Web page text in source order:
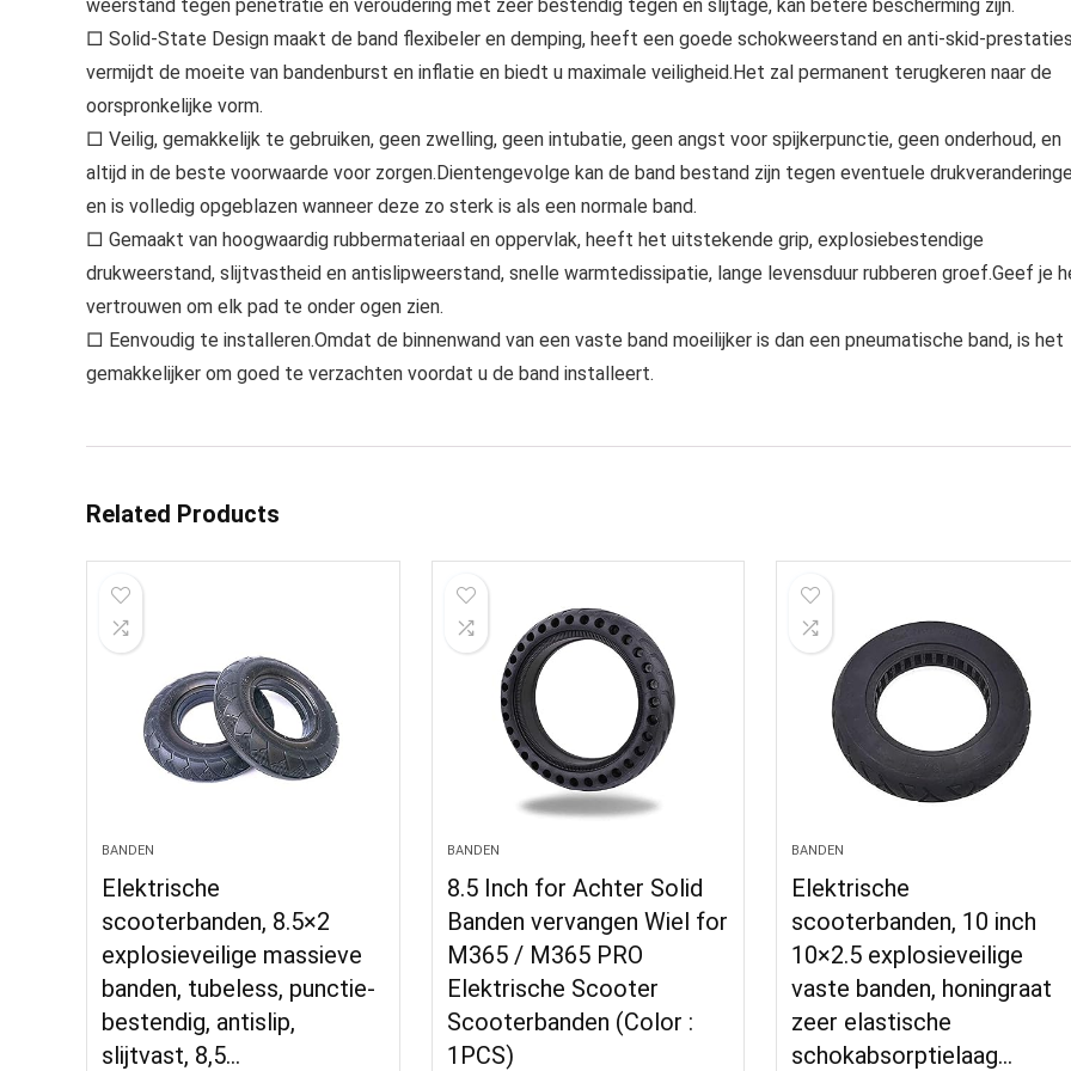
weerstand tegen penetratie en veroudering met zeer bestendig tegen en slijtage, kan betere bescherming zijn.
□ Solid-State Design maakt de band flexibeler en demping, heeft een goede schokweerstand en anti-skid-
vermijdt de moeite van bandenburst en inflatie en biedt u maximale veiligheid.Het zal permanent terugkeren naar de
oorspronkelijke vorm.
□ Veilig, gemakkelijk te gebruiken, geen zwelling, geen intubatie, geen angst voor spijkerpunctie, geen onderhoud, en
altijd in de beste voorwaarde voor zorgen.Dientengevolge kan de band bestand zijn tegen eventuele
en is volledig opgeblazen wanneer deze zo sterk is als een normale band.
□ Gemaakt van hoogwaardig rubbermateriaal en oppervlak, heeft het uitstekende grip, explosiebestendige
drukweerstand, slijtvastheid en antislipweerstand, snelle warmtedissipatie, lange levensduur rubberen groef.Geef je
vertrouwen om elk pad te onder ogen zien.
□ Eenvoudig te installeren.Omdat de binnenwand van een vaste band moeilijker is dan een pneumatische band, is het
gemakkelijker om goed te verzachten voordat u de band installeert.
Related Products
BANDEN
Elektrische
scooterbanden, 8.5×2
explosieveilige massieve
banden, tubeless, punctie-
bestendig, antislip,
slijtvast, 8,5…
BANDEN
8.5 Inch for Achter Solid
Banden vervangen Wiel for
M365 / M365 PRO
Elektrische Scooter
Scooterbanden (Color :
1PCS)
BANDEN
Elektrische
scooterbanden, 10 inch
10×2.5 explosieveilige
vaste banden, honingraat
zeer elastische
schokabsorptielaag…